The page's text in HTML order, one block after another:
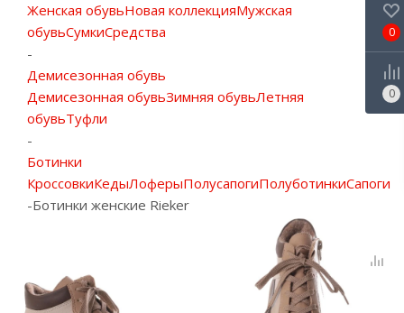
Женская обувьНовая коллекцияМужская
обувьСумкиСредства
-
Демисезонная обувь
Демисезонная обувьЗимняя обувьЛетняя
обувьТуфли
-
Ботинки
КроссовкиКедыЛоферыПолусапогиПолуботинкиСапоги
-Ботинки женские Rieker
0
0